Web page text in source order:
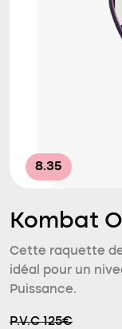
8.35
Kombat
Cette raquette
idéal pour un
Puissance.
P.V.C 125€